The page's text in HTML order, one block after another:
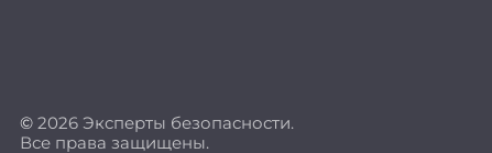
© 2026 Эксперты безопасности.
Все права защищены.